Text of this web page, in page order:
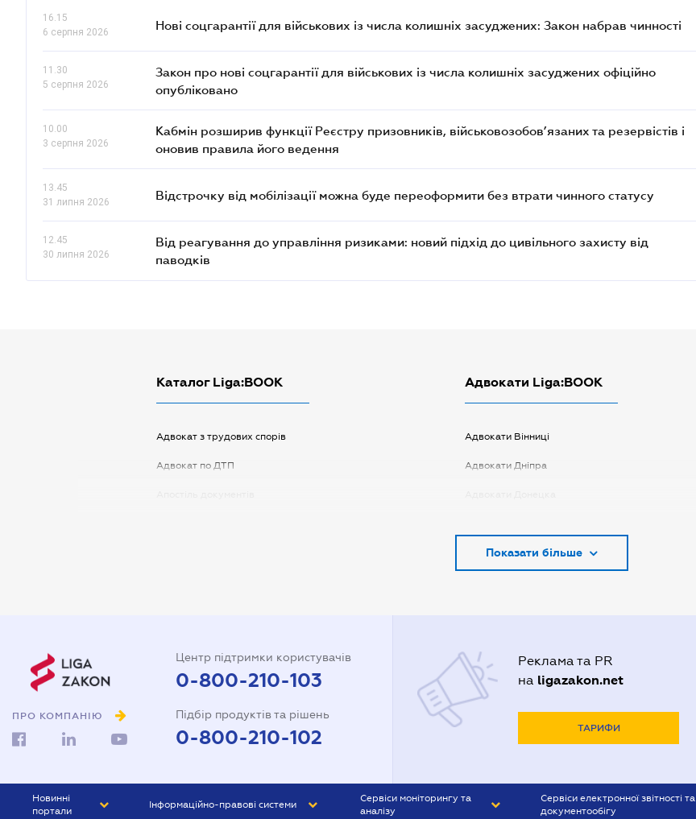
16.15
6 серпня 2026
Нові соцгарантії для військових із числа колишніх засуджених: Закон набрав чинності
11.30
5 серпня 2026
Закон про нові соцгарантії для військових із числа колишніх засуджених офіційно
опубліковано
10.00
3 серпня 2026
Кабмін розширив функції Реєстру призовників, військовозобов’язаних та резервістів і
оновив правила його ведення
13.45
31 липня 2026
Відстрочку від мобілізації можна буде переоформити без втрати чинного статусу
12.45
30 липня 2026
Від реагування до управління ризиками: новий підхід до цивільного захисту від
паводків
Каталог Liga:BOOK
Адвокат з трудових спорів
Адвокат по ДТП
інтересів в суді
Довіреність на реєстрацію
майном
Адвокати Liga:BOOK
Адвокати Вінниці
Адвокати Дніпра
Адвокати Києва
Адвокати Полтави
Адвокати Харькова
Адвокаты Кривого Рогу
Показати більше
ПРО КОМПАНІЮ
Центр підтримки користувачів
0-800-210-103
Підбір продуктів та рішень
0-800-210-102
Реклама та PR
на ligazakon.net
ТАРИФИ
Новинні
портали
Інформаційно-правові системи
Сервіси моніторингу та
аналізу
Сервіси електронної звітності та
документообігу